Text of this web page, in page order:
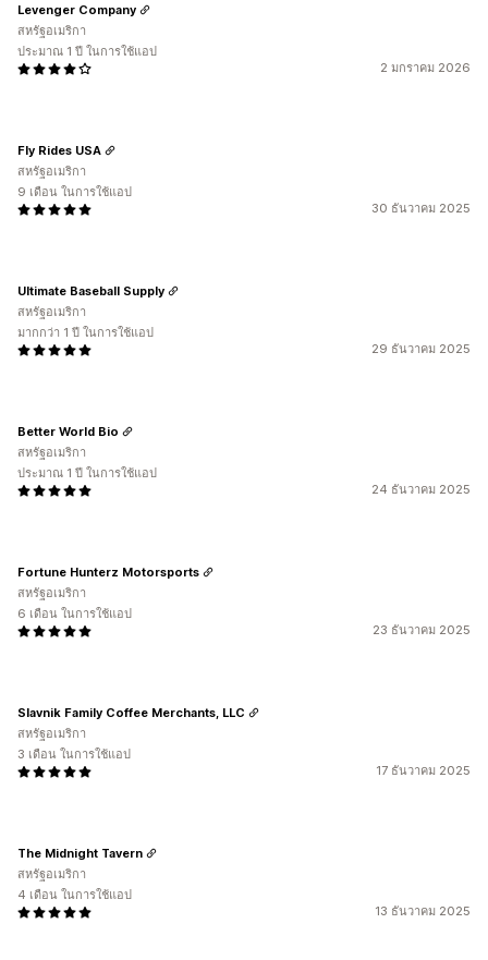
2 มกราคม 2026
Levenger Company
สหรัฐอเมริกา
ประมาณ 1 ปี ในการใช้แอป
30 ธันวาคม 2025
Fly Rides USA
สหรัฐอเมริกา
9 เดือน ในการใช้แอป
29 ธันวาคม 2025
Ultimate Baseball Supply
สหรัฐอเมริกา
มากกว่า 1 ปี ในการใช้แอป
24 ธันวาคม 2025
Better World Bio
สหรัฐอเมริกา
ประมาณ 1 ปี ในการใช้แอป
23 ธันวาคม 2025
Fortune Hunterz Motorsports
สหรัฐอเมริกา
6 เดือน ในการใช้แอป
17 ธันวาคม 2025
Slavnik Family Coffee Merchants, LLC
สหรัฐอเมริกา
3 เดือน ในการใช้แอป
13 ธันวาคม 2025
The Midnight Tavern
สหรัฐอเมริกา
4 เดือน ในการใช้แอป